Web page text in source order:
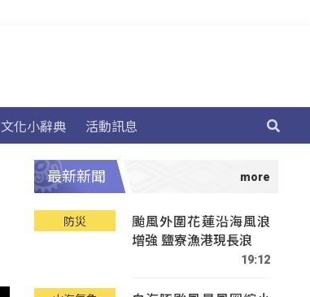
文化小辭典 活動訊息
最新新聞
防災
颱風外圍花蓮沿海風浪
增強 鹽寮漁港現長浪
19:12